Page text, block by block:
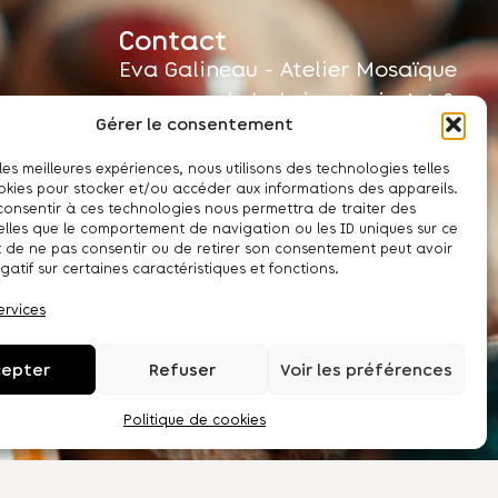
Gérer le consentement
meilleures expériences, nous utilisons des technologies telles
pour stocker et/ou accéder aux informations des appareils.
à ces technologies nous permettra de traiter des
que le comportement de navigation ou les ID uniques sur ce
de ne pas consentir ou de retirer son consentement peut avoir
sur certaines caractéristiques et fonctions.
Refuser Voir les préférences
Politique de cookies
Contact
Eva Galineau - Atelier Mosaïque
au coeur de la briqueterie Art &
Sol
558 Route de la Mallevielle,
24130 Le Fleix
contact@eva-galineau.com